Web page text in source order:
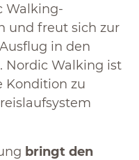
Walking-
und freut sich zur
in den
. Nordic Walking ist
Kondition zu
bringt den